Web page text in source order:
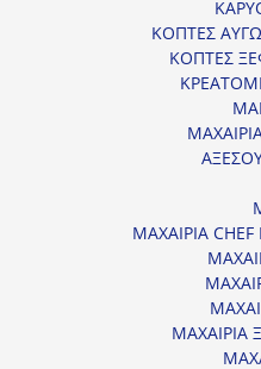
ΚΟΠΤΕΣ
ΚΟΠΤΕΣ
ΜΑΧΑΙΡΙΑ
ΜΑΧΑΙΡΙΑ